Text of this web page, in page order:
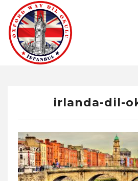
content
irlanda-dil-